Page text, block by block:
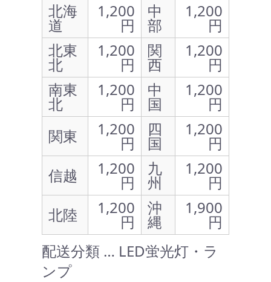
北海
道
1,200
円
中
部
1,200
円
北東
北
1,200
円
関
西
1,200
円
南東
北
1,200
円
中
国
1,200
円
関東
1,200
円
四
国
1,200
円
信越
1,200
円
九
州
1,200
円
北陸
1,200
円
沖
縄
1,900
円
配送分類 … LED蛍光灯・ラ
ンプ